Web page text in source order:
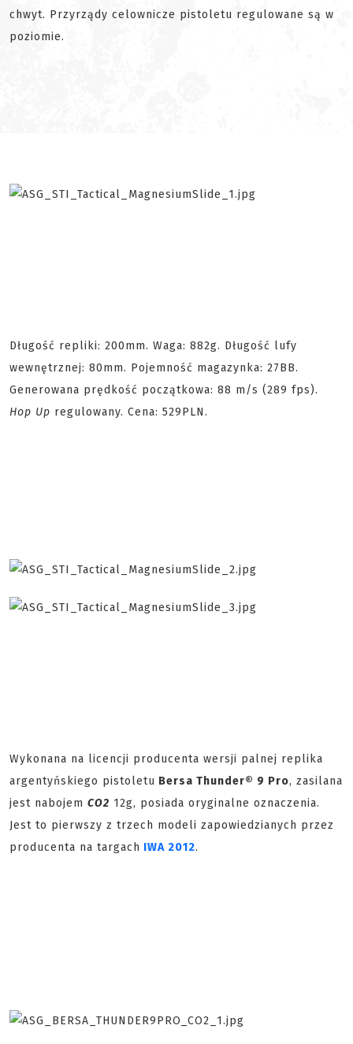
chwyt. Przyrządy celownicze pistoletu regulowane są w
poziomie.
Długość repliki: 200mm. Waga: 882g. Długość lufy
wewnętrznej: 80mm. Pojemność magazynka: 27BB.
Generowana prędkość początkowa: 88 m/s (289 fps).
Hop Up regulowany. Cena: 529PLN.
Wykonana na licencji producenta wersji palnej replika
argentyńskiego pistoletu Bersa Thunder® 9 Pro, zasilana
jest nabojem CO2 12g, posiada oryginalne oznaczenia.
Jest to pierwszy z trzech modeli zapowiedzianych przez
producenta na targach IWA 2012.